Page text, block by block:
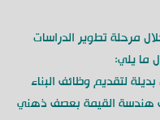
مرحلة تطوير الدراسات
ما يلي:
بديلة لتقديم وظائف البناء
هندسة القيمة بعصف ذهني